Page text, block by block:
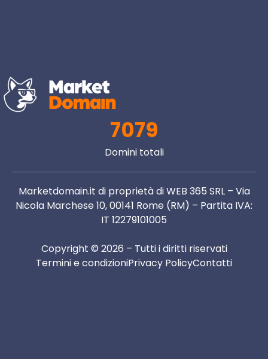
7079
Domini totali
Marketdomain.it di proprietà di WEB 365 SRL – Via
Nicola Marchese 10, 00141 Rome (RM) – Partita IVA:
IT 12279101005
Copyright © 2026 – Tutti i diritti riservati
Termini e condizioniPrivacy PolicyContatti